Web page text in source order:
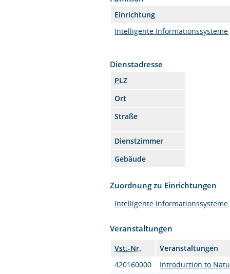
Einrichtung
Intelligente Informationssysteme
Dienstadresse
PLZ
Ort
Straße
Dienstzimmer
Gebäude
Zuordnung zu Einrichtungen
Intelligente Informationssysteme
Veranstaltungen
Vst.-Nr.
Veranstaltungen
420160000
Introduction to